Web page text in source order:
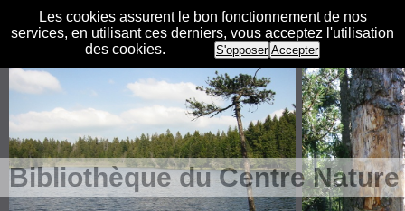
Les cookies assurent le bon fonctionnement de nos
services, en utilisant ces derniers, vous acceptez l'utilisation
des cookies.
S'opposer Accepter
Bibliothèque du Centre